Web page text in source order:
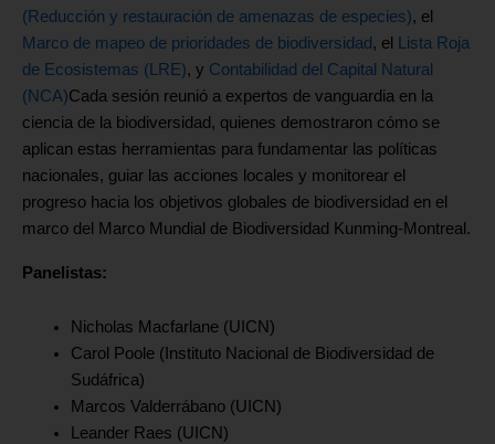
(Reducción y restauración de amenazas de especies), el
Marco de mapeo de prioridades de biodiversidad, el
Lista Roja
de Ecosistemas (LRE), y Contabilidad del Capital Natural
(NCA)Cada sesión reunió a expertos de vanguardia en la
ciencia de la biodiversidad, quienes demostraron cómo se
aplican estas herramientas para fundamentar las políticas
nacionales, guiar las acciones locales y monitorear el
progreso hacia los objetivos globales de biodiversidad en el
marco del Marco Mundial de Biodiversidad Kunming-Montreal.
Panelistas:
Nicholas Macfarlane (UICN)
Carol Poole (Instituto Nacional de Biodiversidad de
Sudáfrica)
Marcos Valderrábano (UICN)
Leander Raes (UICN)